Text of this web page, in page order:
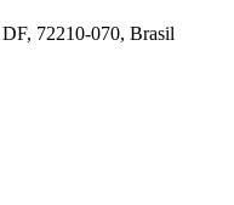
72210-070, Brasil